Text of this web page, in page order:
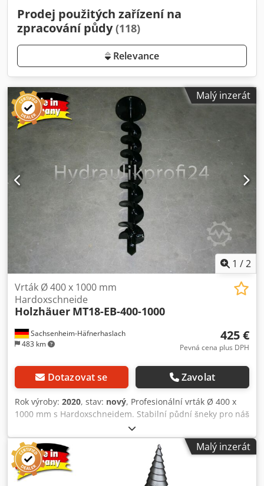
Prodej použitých zařízení na
zpracování půdy(118)
Relevance
Malý inzerát
1 /2
Sachsenheim-Häfnerhaslach
483 km
Vrták Ø 400 x 1000 mm
Hardoxschneide
Holzhäuer MT18-EB-400-1000
425 €
Pevná cena plus DPH
Dotazovat se Zavolat
Rok výroby: 2020, stav: nový, Profesionální vrták Ø 400 x
1000 mm s Hardoxschneidem. Stabilní půdní šneky pro náš
dopravce nebo na vyžádání také pro jiné nahrávky. Číslo
položky: MT18-EB-400-1000 Dwsdpfx Apsdf R Rqoqoa
Malý inzerát